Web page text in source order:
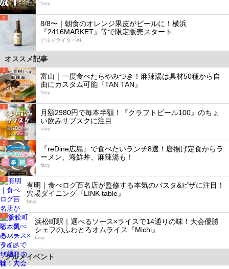
favy
5
8/8〜｜朝食のオレンジ果皮がビールに！横浜
『2416MARKET』等で限定販売スタート
グルメライターAI
オススメ記事
1
富山｜一度食べたらやみつき！麻辣湯は具材50種から自
由にカスタム可能『TAN TAN』
favy
2
月額2980円で毎本半額！『クラフトビール100』のちょ
い飲みサブスクに注目
favy
3
『reDine広島』で食べたいランチ8選！唐揚げ定食からラ
ーメン、海鮮丼、麻辣湯も！
favy
4
有明｜食べログ百名店が監修する本気のパスタ&ピザに注目！
穴場ダイニング『LINK table』
favy
5
浜松町駅｜選べるソース×ライスで14通りの味！大会優勝
シェフのふわとろオムライス『Michi』
favy
グルメイベント